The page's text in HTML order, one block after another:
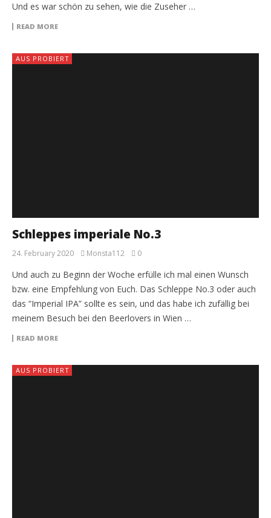
Und es war schön zu sehen, wie die Zuseher …
READ MORE
AUS PROBIERT
Schleppes imperiale No.3
24. February 2020 Monsta112 0
Und auch zu Beginn der Woche erfülle ich mal einen Wunsch
bzw. eine Empfehlung von Euch. Das Schleppe No.3 oder auch
das “Imperial IPA” sollte es sein, und das habe ich zufällig bei
meinem Besuch bei den Beerlovers in Wien …
READ MORE
AUS PROBIERT